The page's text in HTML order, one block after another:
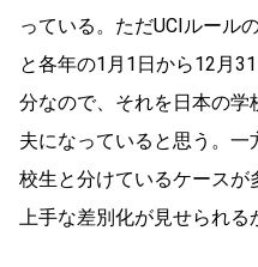
っている。ただUCIルール
と各年の1月1日から12月
分なので、それを日本の
夫になっていると思う。
校生と分けているケース
上手な差別化が見せられる